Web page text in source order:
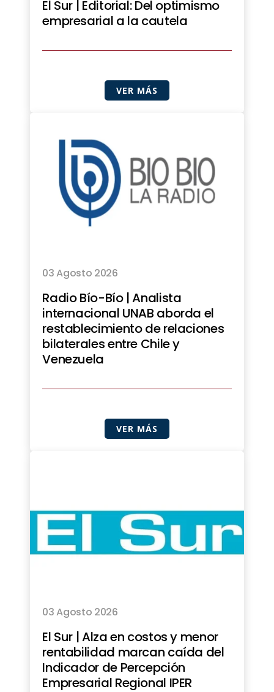
El Sur | Editorial: Del optimismo
empresarial a la cautela
VER MÁS
03 Agosto 2026
Radio Bío-Bío | Analista
internacional UNAB aborda el
restablecimiento de relaciones
bilaterales entre Chile y
Venezuela
VER MÁS
03 Agosto 2026
El Sur | Alza en costos y menor
rentabilidad marcan caída del
Indicador de Percepción
Empresarial Regional IPER